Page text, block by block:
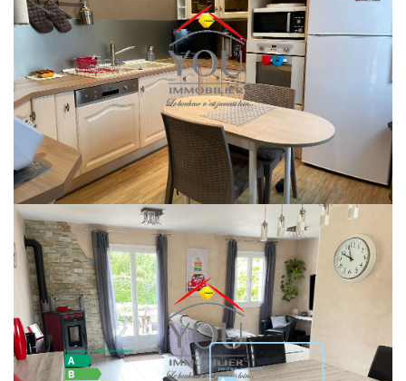
MAISON TRADITIONNELLE ÉDIFIÉE SUR SOUS SOL TOTAL: ENTREE,
VASTE SEJOUR DOUBLE AVEC POÊLE A GRANULES, CUISINE
CONTEMPORAINE AMENAGEE ET EQUIPEE, 3 CHAMBRES DONT 1 EN
REZ DE CHAUSSEE, SALLE D'EAU, WC. GARAGE EN SOUS SOL.
TERRAIN DE 800 M² AVEC TERRASSE SANS VIS A VIS.
SES ATOUTS: ELLE EST IMPECCABLE ET AU CALME !! SOYEZ RAPIDE !
Nos honoraires
Classes DPE/GES